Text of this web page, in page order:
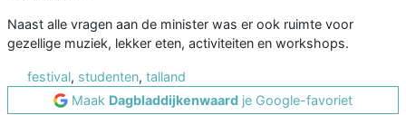
Naast alle vragen aan de minister was er ook ruimte voor
gezellige muziek, lekker eten, activiteiten en workshops.
festival, studenten, talland
Maak Dagbladdijkenwaard je Google-favoriet